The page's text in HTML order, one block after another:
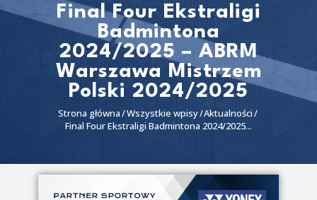
Final Four Ekstraligi
Badmintona
2024/2025 – ABRM
Warszawa Mistrzem
Polski 2024/2025
Strona główna Wszystkie wpisy Aktualności
Final Four Ekstraligi Badmintona 2024/2025...
Wyniki
Terminarz
Partnerzy
I liga
II liga